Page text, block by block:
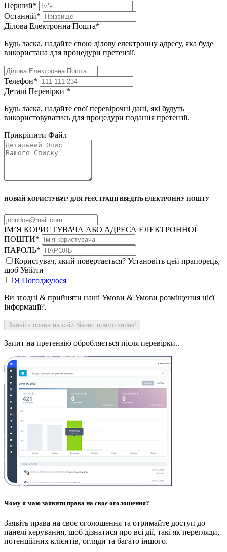
Перший*
Останній*
Ділова Електронна Пошта*
Будь ласка, надайте свою ділову електронну адресу, яка буде
використана для процедури претензії.
Телефон*
Деталі Перевірки *
Будь ласка, надайте свої перевірочні дані, які будуть
використовуватись для процедури подання претензії.
Прикріпити Файл
НОВИЙ КОРИСТУВАЧ? ДЛЯ РЕЄСТРАЦІЇ ВВЕДІТЬ ЕЛЕКТРОННУ ПОШТУ
ІМ’Я КОРИСТУВАЧА АБО АДРЕСА ЕЛЕКТРОННОЇ
ПОШТИ*
ПАРОЛЬ*
Користувач, який повертається? Установіть цей прапорець,
щоб Увійти
Я Погоджуюся
Ви згодні & прийняти наші Умови & Умови розміщення цієї
інформації?.
Запит на претензію обробляється після перевірки..
Чому я маю заявити права на своє оголошення?
Заявіть права на своє оголошення та отримайте доступ до
панелі керування, щоб дізнатися про всі дії, такі як перегляди,
потенційних клієнтів, огляди та багато іншого.